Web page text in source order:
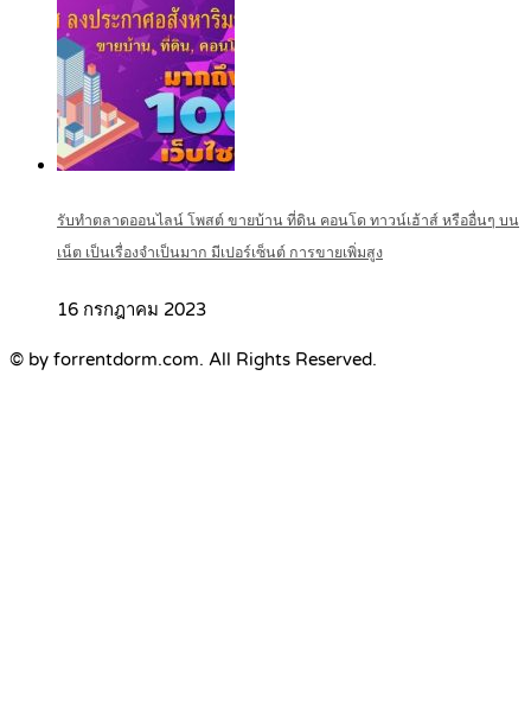
รับทำตลาดออนไลน์ โพสต์ ขายบ้าน ที่ดิน คอนโด ทาวน์เฮ้าส์ หรืออื่นๆ บน
เน็ต เป็นเรื่องจำเป็นมาก มีเปอร์เซ็นต์ การขายเพิ่มสูง
16 กรกฎาคม 2023
© by forrentdorm.com. All Rights Reserved.